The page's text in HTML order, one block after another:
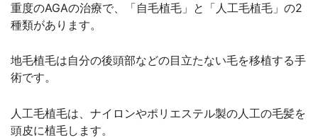
重度のAGAの治療で、「自毛植毛」と「人工毛植毛」の2
種類があります。
地毛植毛は自分の後頭部などの目立たない毛を移植する手
術です。
人工毛植毛は、ナイロンやポリエステル製の人工の毛髪を
頭皮に植毛します。